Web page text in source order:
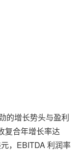
增长势头与盈利
复合年增长率达
，EBITDA 利润率